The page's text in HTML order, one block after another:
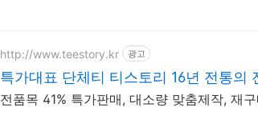
http://www.teestory.kr 광고
특가대표 단체티 티스토리 16년 전통의
전품목 41% 특가판매, 대소량 맞춤제작, 재